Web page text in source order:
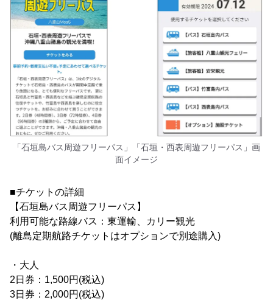
「石垣島バス周遊フリーパス」「石垣・西表周遊フリーパス」画
面イメージ
■チケットの詳細
【石垣島バス周遊フリーパス】
利用可能な路線バス：東運輸、カリー観光
(離島定期航路チケットはオプションで別途購入)
・大人
2日券：1,500円(税込)
3日券：2,000円(税込)